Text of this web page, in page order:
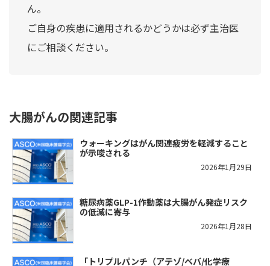
ん。
ご自身の疾患に適用されるかどうかは必ず主治医
にご相談ください。
大腸がんの関連記事
ウォーキングはがん関連疲労を軽減すること
が示唆される
2026年1月29日
糖尿病薬GLP-1作動薬は大腸がん発症リスク
の低減に寄与
2026年1月28日
「トリプルパンチ（アテゾ/ベバ/化学療